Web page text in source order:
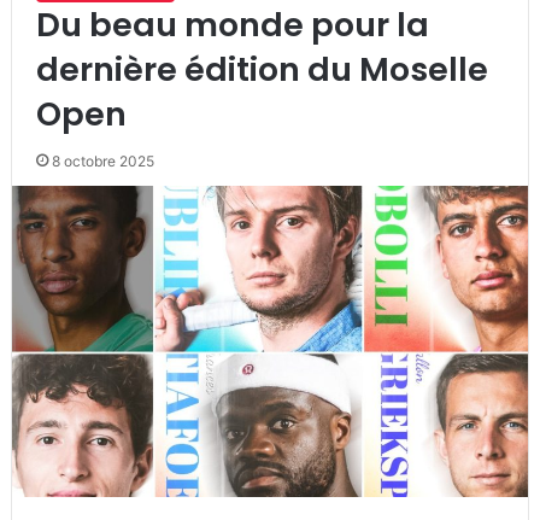
Du beau monde pour la
dernière édition du Moselle
Open
8 octobre 2025